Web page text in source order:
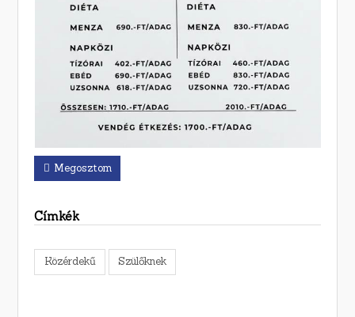
Megosztom
Címkék
Közérdekű Szülőknek